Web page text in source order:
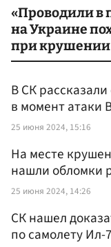
«Проводили в
на Украине
при
В СК
в момент атаки
25 июня 2024, 15:16
На месте
нашли обломки
25 июня 2024, 14:26
СК нашел
по самолету